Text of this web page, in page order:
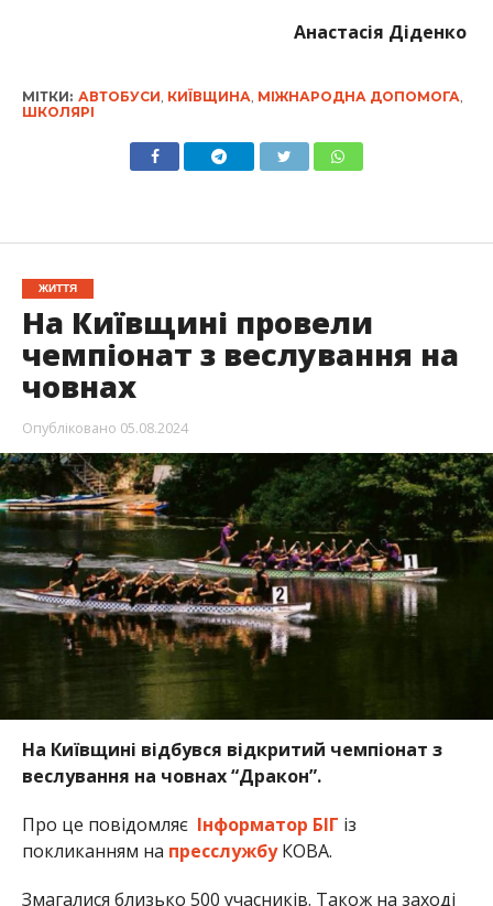
Анастасія Діденко
МІТКИ: АВТОБУСИ КИЇВЩИНА МІЖНАРОДНА ДОПОМОГА
ШКОЛЯРІ
ЖИТТЯ
На Київщині провели
чемпіонат з веслування на
човнах
Опубліковано 05.08.2024
На Київщині відбувся відкритий чемпіонат з
веслування на човнах “Дракон”.
Про це повідомляє Інформатор БІГ із
покликанням на пресслужбуКОВА.
Змагалися близько 500 учасників. Також на заході